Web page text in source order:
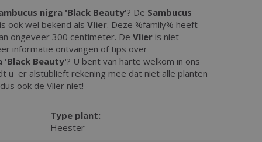
nigra 'Black Beauty'? De Sambucus
is ook wel bekend als Vlier. Deze %family% heeft
ongeveer 300 centimeter. De Vlier is niet
informatie ontvangen of tips over
'Black Beauty'? U bent van harte welkom in ons
u er alstublieft rekening mee dat niet alle planten
ook de Vlier niet!
Type plant:
Heester